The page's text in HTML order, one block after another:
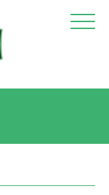
Click